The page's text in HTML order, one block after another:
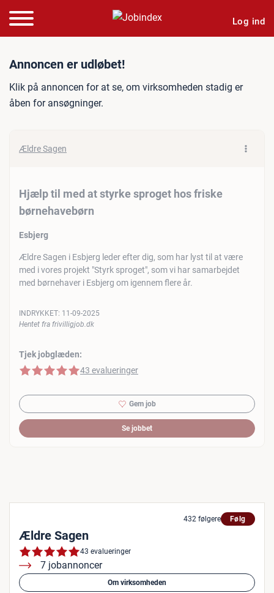
Log ind
Jobannonce: Hjælp til
Annoncen er udløbet!
Klik på annoncen for at se, om virksomheden stadig er
åben for ansøgninger.
Ældre Sagen
Hjælp til med at styrke sproget hos friske
børnehavebørn
Esbjerg
Ældre Sagen i Esbjerg leder efter dig, som har lyst til at være
med i vores projekt "Styrk sproget", som vi har samarbejdet
med børnehaver i Esbjerg om igennem flere år.
Tjek jobglæden:
5 af 5 stjerner
43 evalueringer
INDRYKKET: 11-09-2025
Hentet fra frivilligjob.dk
Gem job
Se jobbet
432 følgere Følg
Ældre Sagen
43 evalueringer
7 jobannoncer
Om virksomheden